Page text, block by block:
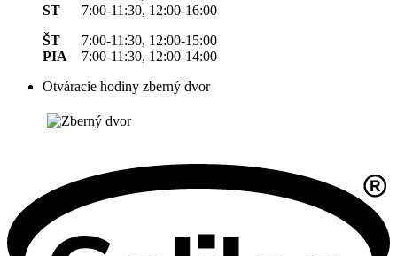
ST 7:00-11:30, 12:00-16:00
ŠT 7:00-11:30, 12:00-15:00
PIA 7:00-11:30, 12:00-14:00
Otváracie hodiny zberný dvor